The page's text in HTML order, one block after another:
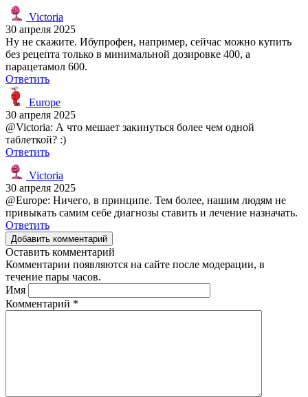
Victoria
30 апреля 2025
Ну не скажите. Ибупрофен, например, сейчас можно купить
без рецепта только в минимальной дозировке 400, а
парацетамол 600.
Ответить
Europe
30 апреля 2025
@Victoria: А что мешает закинуться более чем одной
таблеткой? :)
Ответить
Victoria
30 апреля 2025
@Europe: Ничего, в принципе. Тем более, нашим людям не
привыкать самим себе диагнозы ставить и лечение назначать.
Ответить
Добавить комментарий
Оставить комментарий
Комментарии появляются на сайте после модерации, в
течение пары часов.
Имя
Комментарий *